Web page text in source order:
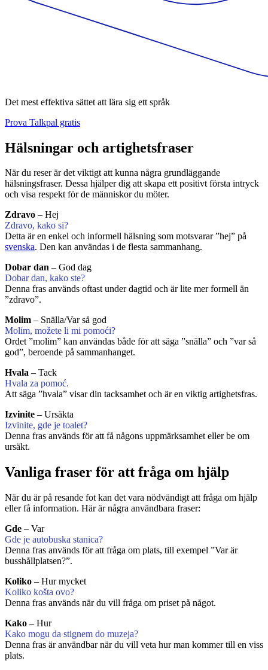
Det mest effektiva sättet att lära sig ett språk
Prova Talkpal gratis
Hälsningar och artighetsfraser
När du reser är det viktigt att kunna några grundläggande
hälsningsfraser. Dessa hjälper dig att skapa ett positivt första intryck
och visa respekt för de människor du möter.
Zdravo – Hej
Zdravo, kako si?
Detta är en enkel och informell hälsning som motsvarar ”hej” på
svenska. Den kan användas i de flesta sammanhang.
Dobar dan – God dag
Dobar dan, kako ste?
Denna fras används oftast under dagtid och är lite mer formell än
”zdravo”.
Molim – Snälla/Var så god
Molim, možete li mi pomoći?
Ordet ”molim” kan användas både för att säga ”snälla” och ”var så
god”, beroende på sammanhanget.
Hvala – Tack
Hvala za pomoć.
Att säga ”hvala” visar din tacksamhet och är en viktig artighetsfras.
Izvinite – Ursäkta
Izvinite, gde je toalet?
Denna fras används för att få någons uppmärksamhet eller be om
ursäkt.
Vanliga fraser för att fråga om hjälp
När du är på resande fot kan det vara nödvändigt att fråga om hjälp
eller få information. Här är några användbara fraser:
Gde – Var
Gde je autobuska stanica?
Denna fras används för att fråga om plats, till exempel ”Var är
busshållplatsen?”.
Koliko – Hur mycket
Koliko košta ovo?
Denna fras används när du vill fråga om priset på något.
Kako – Hur
Kako mogu da stignem do muzeja?
Denna fras är användbar när du vill veta hur man kommer till en viss
plats.